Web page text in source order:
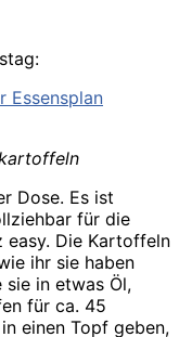
Essensplan
Dose. Es ist
für die
easy. Die Kartoffeln
ihr sie haben
in etwas Öl,
für ca. 45
einen Topf geben,